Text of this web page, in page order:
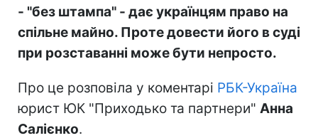
- "без штампа" - дає українцям право на
спільне майно. Проте довести його в суді
при розставанні може бути непросто.
Про це розповіла у коментарі РБК-Україна
юрист ЮК "Приходько та партнери" Анна
Салієнко.